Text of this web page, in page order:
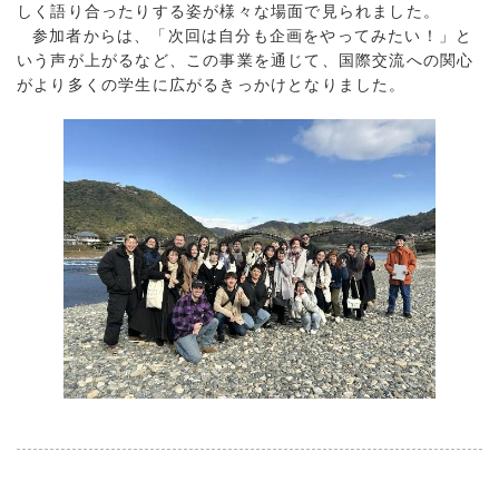
しく語り合ったりする姿が様々な場面で見られました。
参加者からは、「次回は自分も企画をやってみたい！」と
いう声が上がるなど、この事業を通じて、国際交流への関心
がより多くの学生に広がるきっかけとなりました。